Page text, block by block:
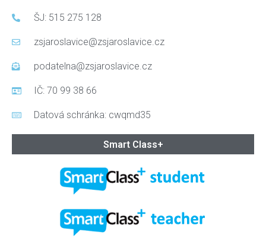
ŠJ: 515 275 128
zsjaroslavice@zsjaroslavice.cz
podatelna@zsjaroslavice.cz
IČ: 70 99 38 66
Datová schránka: cwqmd35
Smart Class+